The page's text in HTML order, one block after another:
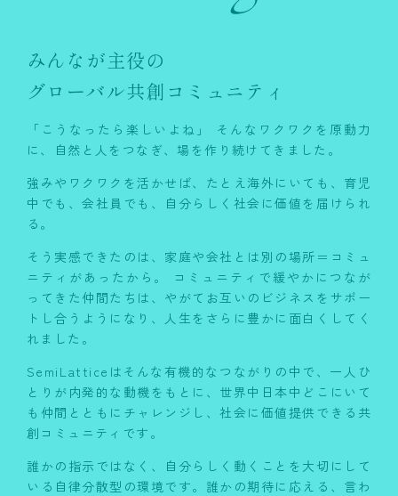
みんなが主役の
グローバル共創コミュニティ
「こうなったら楽しいよね」 そんなワクワクを原動力
に、自然と人をつなぎ、場を作り続けてきました。
強みやワクワクを活かせば、たとえ海外にいても、育児
中でも、会社員でも、自分らしく社会に価値を届けられ
る。
そう実感できたのは、家庭や会社とは別の場所＝コミュ
ニティがあったから。
コミュニティで緩やかにつなが
ってきた仲間たちは、やがてお互いのビジネスを サポー
トし合うようになり、人生をさらに豊かに面白くしてく
れました。
SemiLatticeはそんな有機的なつながりの中で、一人ひ
とりが内発的な動機をもとに、世界中日本中どこにいて
も仲間とともにチャレンジし、社会に価値提供できる共
創コミュニティです。
誰かの指示ではなく、自分らしく動くことを大切にして
いる自律分散型の環境です。 誰かの期待に応える、言わ